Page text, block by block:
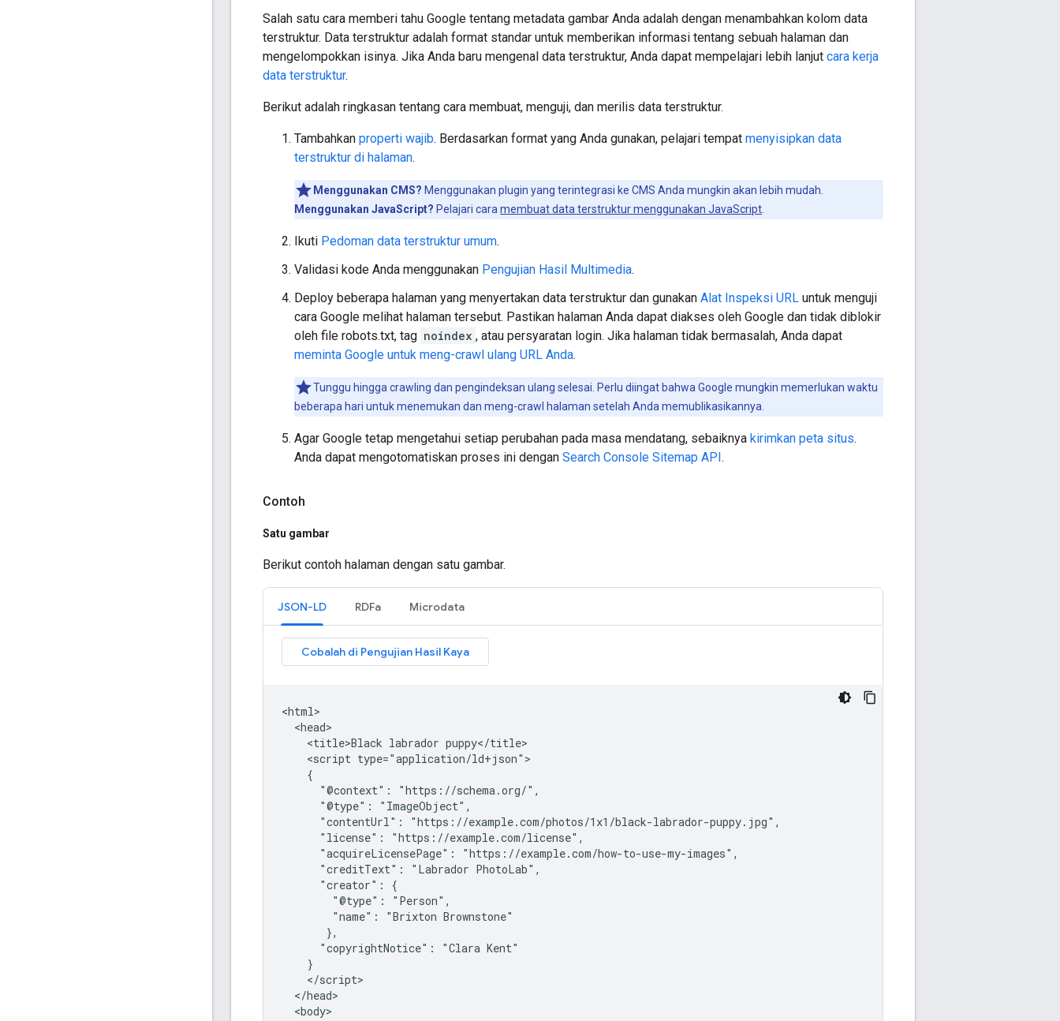
Salah satu cara memberi tahu Google tentang metadata gambar Anda adalah dengan menambahkan kolom data
terstruktur. Data terstruktur adalah format standar untuk memberikan informasi tentang sebuah halaman dan
mengelompokkan isinya. Jika Anda baru mengenal data terstruktur, Anda dapat mempelajari lebih lanjut cara kerja
data terstruktur.
Berikut adalah ringkasan tentang cara membuat, menguji, dan merilis data terstruktur.
Tambahkan properti wajib. Berdasarkan format yang Anda gunakan, pelajari tempat menyisipkan data
terstruktur di halaman.
Menggunakan CMS? Menggunakan plugin yang terintegrasi ke CMS Anda mungkin akan lebih mudah.
Menggunakan JavaScript? Pelajari cara membuat data terstruktur menggunakan JavaScript
Ikuti Pedoman data terstruktur umum.
Validasi kode Anda menggunakan Pengujian Hasil Multimedia.
Deploy beberapa halaman yang menyertakan data terstruktur dan gunakan Alat Inspeksi URL untuk menguji
cara Google melihat halaman tersebut. Pastikan halaman Anda dapat diakses oleh Google dan tidak diblokir
oleh file robots.txt, tag noindex , atau persyaratan login. Jika halaman tidak bermasalah, Anda dapat
meminta Google untuk meng-crawl ulang URL Anda.
Tunggu hingga crawling dan pengindeksan ulang selesai. Perlu diingat bahwa Google mungkin memerlukan waktu
beberapa hari untuk menemukan dan meng-crawl halaman setelah Anda memublikasikannya.
Agar Google tetap mengetahui setiap perubahan pada masa mendatang, sebaiknya kirimkan peta situs.
Anda dapat mengotomatiskan proses ini dengan Search Console Sitemap API .
Contoh
Satu gambar
Berikut contoh halaman dengan satu gambar.
JSON-LD RDFa Microdata
<html>
  <head>
    <title>Black labrador puppy</title>
    <script type="application/ld+json">
    {
      "@context": "https://schema.org/",
      "@type": "ImageObject",
      "contentUrl": "https://example.com/photos/1x1/black-labrador-puppy.jpg",
      "license": "https://example.com/license",
      "acquireLicensePage": "https://example.com/how-to-use-my-images",
      "creditText": "Labrador PhotoLab",
      "creator": {
        "@type": "Person",
        "name": "Brixton Brownstone"
       },
      "copyrightNotice": "Clara Kent"
    }
    </script>
  </head>
  <body>